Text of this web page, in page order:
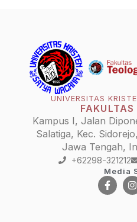
UNIVERSITAS
Kampus I, Jalan
Salatiga, Kec.
Jawa Tengah,
+62298-321212
Media